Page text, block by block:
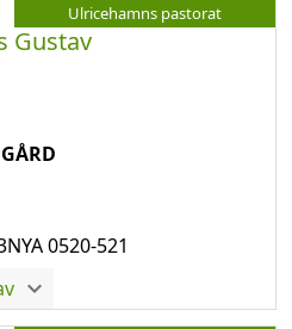
Ulricehamns pastorat
Gustav
0520-521